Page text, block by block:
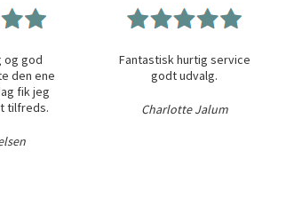
og god
den ene
fik jeg
tilfreds.
Fantastisk hurtig service
godt udvalg.
Charlotte Jalum